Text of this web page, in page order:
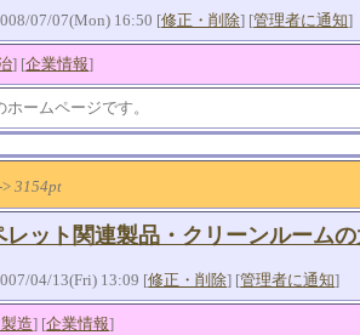
07/07(Mon) 16:50 [修正・削除] [管理者に通知]
] [企業情報]
ホームページです。
>3154pt
レット関連製品・クリーンルーム
04/13(Fri) 13:09 [修正・削除] [管理者に通知]
造] [企業情報]